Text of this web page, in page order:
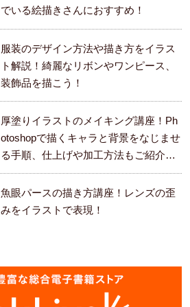
でいる絵描きさんにおすすめ！
服装のデザイン方法や描き方をイラス
ト解説！綺麗なリボンやワンピース、
装飾品を描こう！
厚塗りイラストのメイキング講座！Ph
otoshopで描くキャラと背景をなじませ
る手順、仕上げや加工方法もご紹介し
ます。
魚眼パースの描き方講座！レンズの歪
みをイラストで表現！